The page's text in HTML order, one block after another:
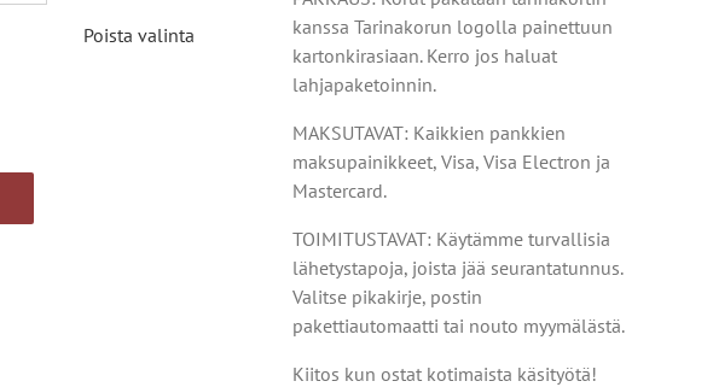
Poista valinta
kanssa Tarinakorun logolla painettuun
kartonkirasiaan. Kerro jos haluat
lahjapaketoinnin.
MAKSUTAVAT: Kaikkien pankkien
maksupainikkeet, Visa, Visa Electron ja
Mastercard.
TOIMITUSTAVAT: Käytämme turvallisia
lähetystapoja, joista jää seurantatunnus.
Valitse pikakirje, postin
pakettiautomaatti tai nouto myymälästä.
Kiitos kun ostat kotimaista käsityötä!